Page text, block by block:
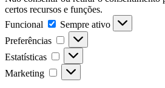
certos recursos e funções.
Funcional
Funcional
Sempre ativo
Preferências
Preferências
Estatísticas Estatísticas
Marketing Marketing